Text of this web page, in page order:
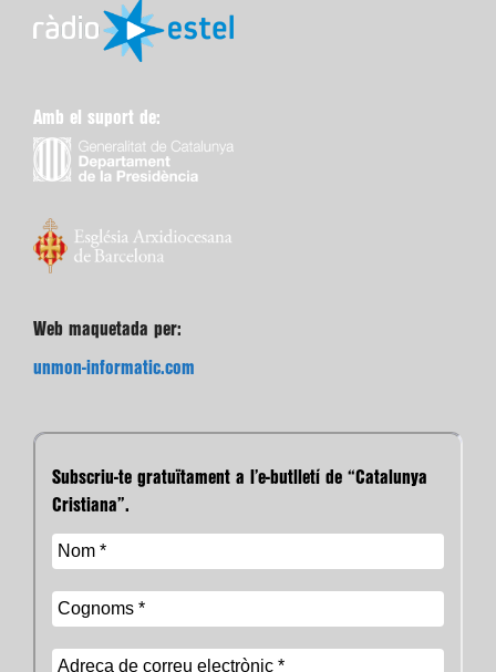
Amb el suport de:
Web maquetada per:
unmon-informatic.com
Subscriu-te gratuïtament a l’e-butlletí de “Catalunya
Cristiana”.